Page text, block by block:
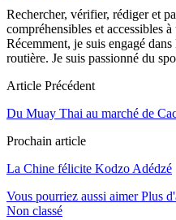
Rechercher, vérifier, rédiger et
compréhensibles et accessibles
Récemment, je suis engagé
routière. Je suis passionné du
Article Précédent
Du Muay Thai au marché de
Prochain article
La Chine félicite Kodzo Adédzé
Vous pourriez aussi aimer Plus
Non classé